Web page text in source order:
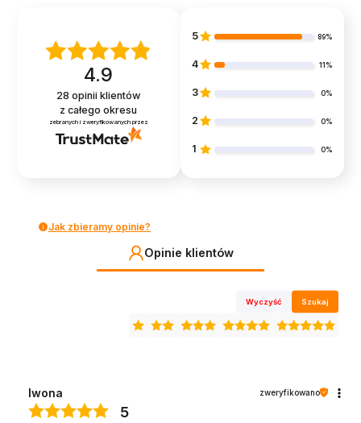
4.9
28 opinii klientów
z całego okresu
zebranych i zweryfikowanych przez
5 89%
4 11%
3 0%
2 0%
1 0%
Jak zbieramy opinie?
Opinie klientów
Wyczyść Szukaj
Iwona zweryfikowano
5